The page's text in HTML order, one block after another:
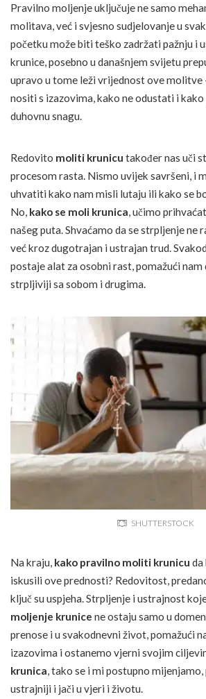
Pravilno moljenje uključuje ne samo
molitava, već i svjesno sudjelovanje u
početku može biti teško zadržati pažnju i
krunice, posebno u današnjem svijetu
upravo u tome leži vrijednost ove molitve
nositi s izazovima, kako ne odustati i
duhovnu snagu.
Redovito moliti krunicu također nas uči
procesom rasta. Nismo uvijek savršeni, i
uhvatiti kako nam misli lutaju ili kako se
No, kako se moli krunica, učimo
našeg puta. Shvaćamo da se strpljenje ne
već kroz dugotrajan i ustrajan trud.
postaje alat za osobni rast, pomažući nam
strpljiviji sa sobom i drugima.
SHUTTERSTOCK
Na kraju, kako pravilno moliti krunicu da
iskusili ove prednosti? Redovitost,
ključ su uspjeha. Strpljenje i ustrajnost
moljenje krunice ne ostaju samo u
prenose i u svakodnevni život, pomažući
izazovima i ostanemo vjerni svojim
krunica, tako se i mi postupno
ustrajniji i jači u vjeri i životu.